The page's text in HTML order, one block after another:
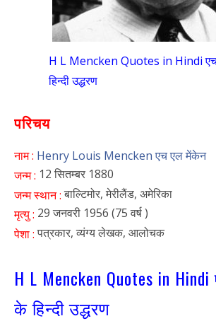
H L Mencken Quotes in Hindi
हिन्दी उद्धरण
परिचय
नाम : Henry Louis Mencken एच एल मेंकेन
जन्म : 12 सितम्बर 1880
जन्म स्थान :बाल्टिमोर, मेरीलैंड, अमेरिका
मृत्यु : 29 जनवरी 1956 (75 वर्ष )
पेशा :पत्रकार, व्यंग्य लेखक, आलोचक
H L Mencken Quotes in
के हिन्दी उद्धरण